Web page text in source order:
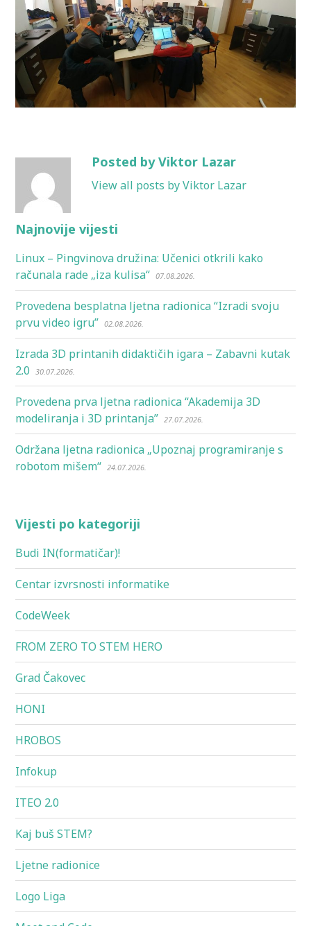
Posted by Viktor Lazar
View all posts by Viktor Lazar
Najnovije vijesti
Linux – Pingvinova družina: Učenici otkrili kako
računala rade „iza kulisa“ 07.08.2026.
Provedena besplatna ljetna radionica “Izradi svoju
prvu video igru” 02.08.2026.
Izrada 3D printanih didaktičih igara – Zabavni kutak
2.0
30.07.2026.
Provedena prva ljetna radionica “Akademija 3D
modeliranja i 3D printanja” 27.07.2026.
Održana ljetna radionica „Upoznaj programiranje s
robotom mišem“ 24.07.2026.
Vijesti po kategoriji
Budi IN(formatičar)!
Centar izvrsnosti informatike
CodeWeek
FROM ZERO TO STEM HERO
Grad Čakovec
HONI
HROBOS
Infokup
ITEO 2.0
Kaj buš STEM?
Ljetne radionice
Logo Liga